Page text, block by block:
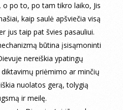
o po to, po tam tikro laiko, Jis
kaip saulė apšviečia visą
jus taip pat švies pasauliui.
būtina įsisąmoninti
nereiškia ypatingų
priėmimo ar minčių
nuolatos gerą, tolygią
ir meilę.